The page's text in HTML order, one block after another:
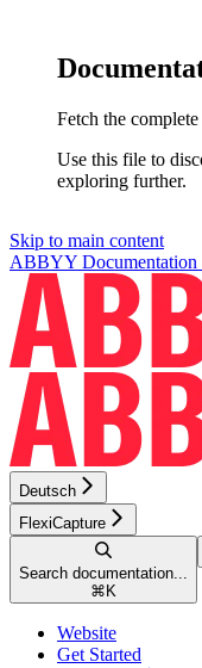
Fetch the
Use this file to
exploring further.
Skip to main content
ABBYY Documentation
Deutsch
FlexiCapture
Search documentation...
⌘ K
Website
Get Started